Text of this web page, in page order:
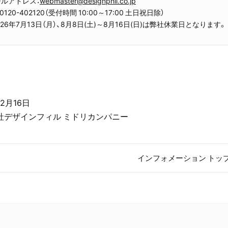
0120-402120（受付時間 10:00～17:00 土日祝日除）
年7月13日（月）、8月8日(土)～8月16日(日)は弊社休業日となります。
月16日
デザインフィル ミドリカンパニー
インフォメーション トッ